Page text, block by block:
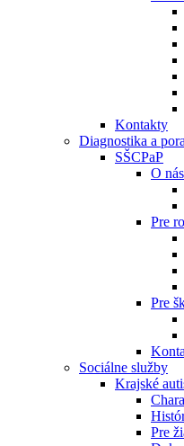
Kontakty
Diagnostika a
SŠCPaP
O nás
Pre
Pre
Sociálne služby
Krajské
Pre